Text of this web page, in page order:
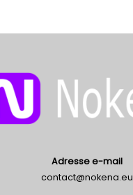
Adresse e-mail
contact@nokena.eu